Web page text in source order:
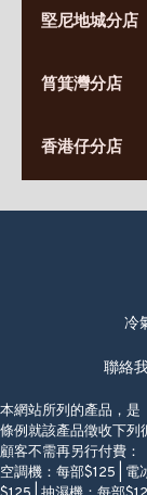
營業時間:
九龍太子太子道
堅尼地城分店
營業時間:
香港堅尼地城
(堅尼地城地鐵
筲箕灣分店
營業時間:
(10:00am-
香港仔分店
營業時
香港香港仔成
(黃竹坑地鐵站轉
冷
聯絡
本網站所列的產品，是
條例就該產品徵收下列
顧客不需再另行付費：
空調機：每部$125 | 電